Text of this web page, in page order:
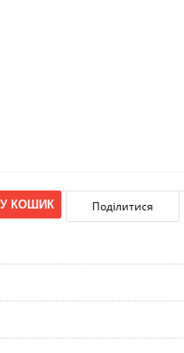
У КОШИК Поділитися